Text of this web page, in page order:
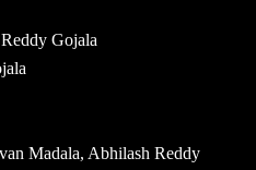
Gojala
Madala, Abhilash Reddy